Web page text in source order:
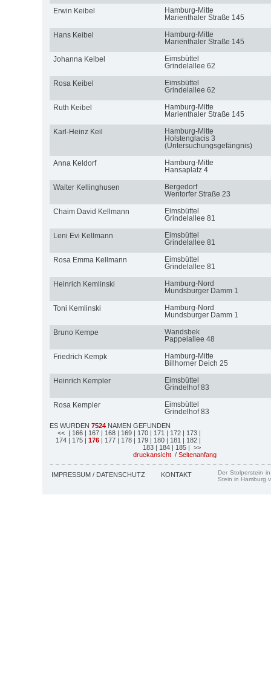
Erwin Keibel
Hamburg-Mitte
Marienthaler Straße 145
Hans Keibel
Hamburg-Mitte
Marienthaler Straße 145
Johanna Keibel
Eimsbüttel
Grindelallee 62
Rosa Keibel
Eimsbüttel
Grindelallee 62
Ruth Keibel
Hamburg-Mitte
Marienthaler Straße 145
Karl-Heinz Keil
Hamburg-Mitte
Holstenglacis 3
(Untersuchungsgefängnis)
Anna Keldorf
Hamburg-Mitte
Hansaplatz 4
Walter Kellinghusen
Bergedorf
Wentorfer Straße 23
Chaim David Kellmann
Eimsbüttel
Grindelallee 81
Leni Evi Kellmann
Eimsbüttel
Grindelallee 81
Rosa Emma Kellmann
Eimsbüttel
Grindelallee 81
Heinrich Kemlinski
Hamburg-Nord
Mundsburger Damm 1
Toni Kemlinski
Hamburg-Nord
Mundsburger Damm 1
Bruno Kempe
Wandsbek
Pappelallee 48
Friedrich Kempk
Hamburg-Mitte
Billhorner Deich 25
Heinrich Kempler
Eimsbüttel
Grindelhof 83
Rosa Kempler
Eimsbüttel
Grindelhof 83
ES WURDEN 7524 NAMEN GEFUNDEN
<< | 166 | 167 | 168 | 169 | 170 | 171 | 172 | 173 |
174 | 175 | 176 | 177 | 178 | 179 | 180 | 181 | 182 |
183 | 184 | 185 | >>
druckansicht / Seitenanfang
IMPRESSUM / DATENSCHUTZ KONTAKT
Der Stolperstein
Stein in Hamburg